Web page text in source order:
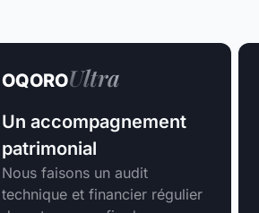
OQOROUltra
Un accompagnement
patrimonial
Nous faisons un audit
technique et financier régulier